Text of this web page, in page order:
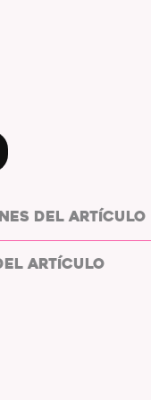
DEL ARTÍCULO
ARTÍCULO